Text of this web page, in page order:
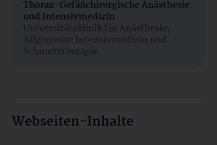
Thorax-Gefäßchirurgische Anästhesie
und Intensivmedizin
Universitätsklinik für Anästhesie,
Allgemeine Intensivmedizin und
Schmerztherapie
Webseiten-Inhalte